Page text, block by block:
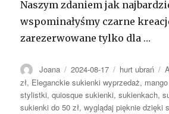
Naszym zdaniem jak
wspominałyśmy czarne
zarezerwowane tylko dla …
Autor
Joana Opublikowano
2024-08-17 Kategorie
hurt ubrań
zł, Eleganckie sukienki wyprzedaż,
stylistki,quiosque sukienki,sukienkach,
sukienki do 50 zł,wyglądaj pięknie dzięki